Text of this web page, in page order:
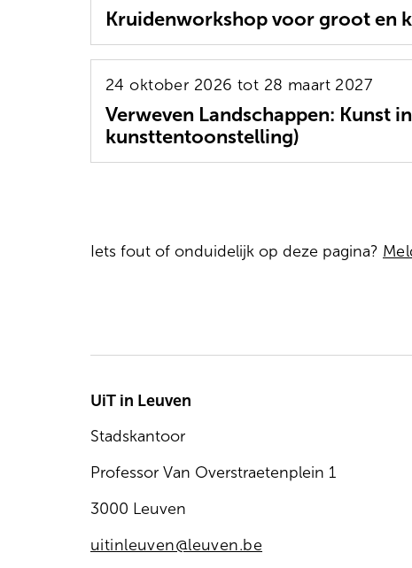
Kruidenworkshop voor groot en
24 oktober 2026 tot 28 maart 2027
Verweven Landschappen: Kunst
kunsttentoonstelling)
Iets fout of onduidelijk op deze pagina?
UiT in Leuven
Stadskantoor
Professor Van Overstraetenplein 1
3000 Leuven
uitinleuven@leuven.be